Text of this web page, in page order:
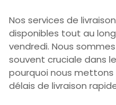
Nos services de
disponibles tout au
vendredi. Nous
souvent cruciale dans
pourquoi nous
délais de livraison